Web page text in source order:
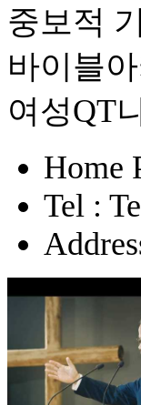
중보적
바이블
여성QT
Home
Tel :